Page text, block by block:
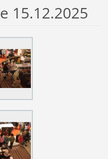
15.12.2025